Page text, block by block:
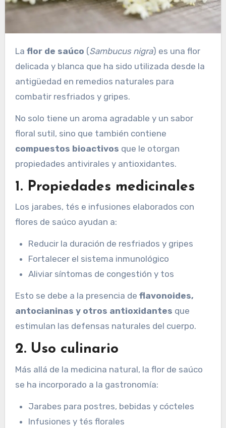
La flor de saúco (Sambucus nigra) es una flor
delicada y blanca que ha sido utilizada desde la
antigüedad en remedios naturales para
combatir resfriados y gripes.
No solo tiene un aroma agradable y un sabor
floral sutil, sino que también contiene
compuestos bioactivos que le otorgan
propiedades antivirales y antioxidantes.
1. Propiedades medicinales
Los jarabes, tés e infusiones elaborados con
flores de saúco ayudan a:
Reducir la duración de resfriados y gripes
Fortalecer el sistema inmunológico
Aliviar síntomas de congestión y tos
Esto se debe a la presencia de flavonoides,
antocianinas y otros antioxidantes que
estimulan las defensas naturales del cuerpo.
2. Uso culinario
Más allá de la medicina natural, la flor de saúco
se ha incorporado a la gastronomía:
Jarabes para postres, bebidas y cócteles
Infusiones y tés florales